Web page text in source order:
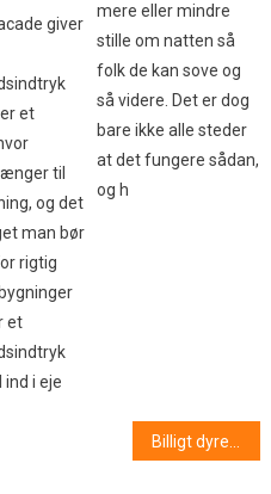
giver
et
til
og det
man bør
rigtig
et
ind i eje
mere eller mindre
stille om natten så
folk de kan sove og
så videre. Det er dog
bare ikke alle steder
at det fungere sådan,
og h